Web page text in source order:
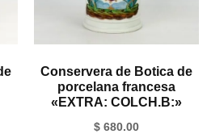
Conservera de Botica de
porcelana francesa
«EXTRA: COLCH.B:»
$ 680.00